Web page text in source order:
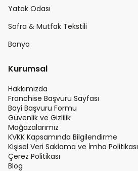
Yatak Odası
Sofra & Mutfak Tekstili
Banyo
Kurumsal
Hakkımızda
Franchise Başvuru Sayfası
Bayi Başvuru Formu
Güvenlik ve Gizlilik
Mağazalarımız
KVKK Kapsamında Bilgilendirme
Kişisel Veri Saklama ve İmha Politikası
Çerez Politikası
Blog